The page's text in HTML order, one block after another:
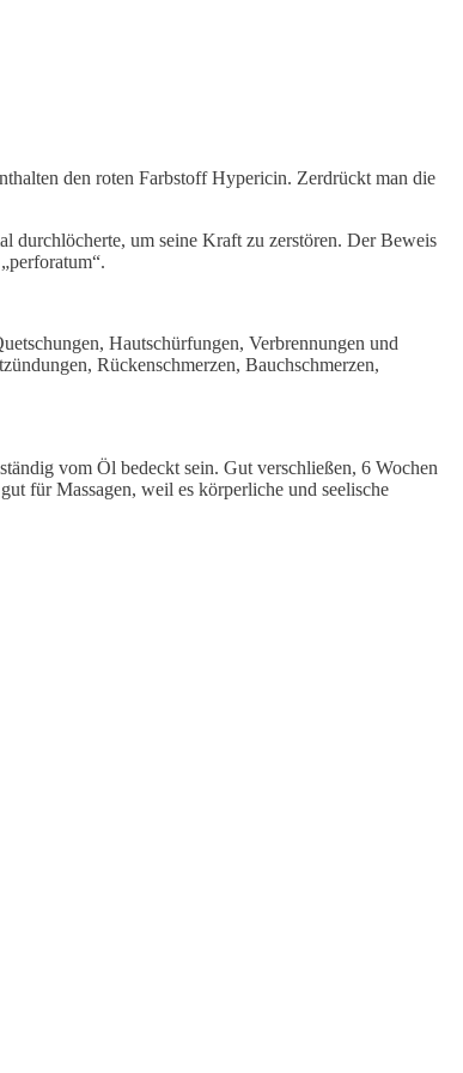
den roten Farbstoff Hypericin. Zerdrückt man die
durchlöcherte, um seine Kraft zu zerstören. Der Beweis
Hautschürfungen, Verbrennungen und
Rückenschmerzen, Bauchschmerzen,
vom Öl bedeckt sein. Gut verschließen, 6 Wochen
für Massagen, weil es körperliche und seelische